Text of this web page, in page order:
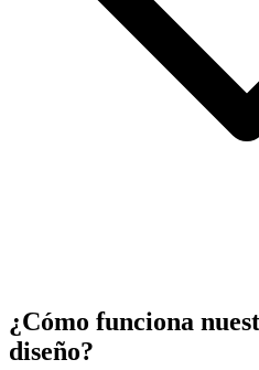
¿Cómo funciona
diseño?